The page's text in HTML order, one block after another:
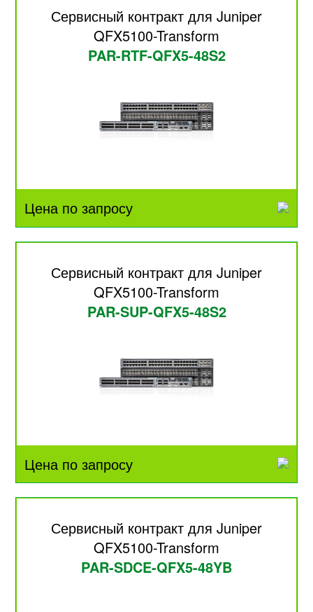
Сервисный контракт для Juniper
QFX5100-Transform
PAR-RTF-QFX5-48S2
Цена по запросу
Сервисный контракт для Juniper
QFX5100-Transform
PAR-SUP-QFX5-48S2
Цена по запросу
Сервисный контракт для Juniper
QFX5100-Transform
PAR-SDCE-QFX5-48YB